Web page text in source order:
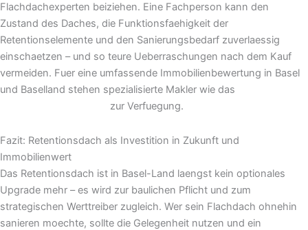
Flachdachexperten beiziehen. Eine Fachperson kann den
Zustand des Daches, die Funktionsfaehigkeit der
Retentionselemente und den Sanierungsbedarf zuverlaessig
einschaetzen – und so teure Ueberraschungen nach dem Kauf
vermeiden. Fuer eine umfassende Immobilienbewertung in Basel
und Baselland stehen spezialisierte Makler wie das
zur Verfuegung.
Fazit: Retentionsdach als Investition in Zukunft und
Immobilienwert
Das Retentionsdach ist in Basel-Land laengst kein optionales
Upgrade mehr – es wird zur baulichen Pflicht und zum
strategischen Werttreiber zugleich. Wer sein Flachdach ohnehin
sanieren moechte, sollte die Gelegenheit nutzen und ein